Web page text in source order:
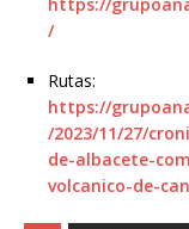
/
Rutas:
https://
/2023/11/27/
de-albacete-
volcanico-de-